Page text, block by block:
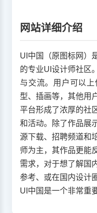
网站详细介绍
UI中国（原图标网）
的专业UI设计师社区
与交流。用户可以
型、插画等，其他用
平台形成了浓厚的社
和活动。除了作品展
源下载、招聘频道和
师为主，其作品更能
需求，对于想了解国
参考、或在国内设计
UI中国是一个非常重